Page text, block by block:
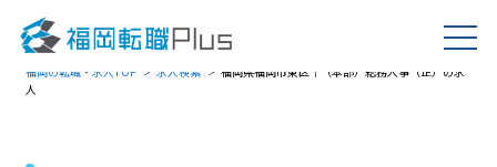
福岡の転職・求人TOP 求人検索
福岡県福岡市東区｜（本部）総務人事（正）の求
人